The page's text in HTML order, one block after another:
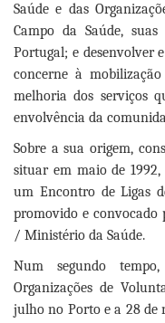
Saúde e das
Campo da Saúde,
Portugal; e desenvolver
concerne à
melhoria dos serviços
envolvência da
Sobre a sua origem,
situar em maio de
um Encontro de Ligas
promovido e convocado
/ Ministério da Saúde.
Num segundo
Organizações de
julho no Porto e a 28 de